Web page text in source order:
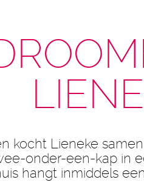
kocht Lieneke
onder-een-kap in
hangt inmiddels